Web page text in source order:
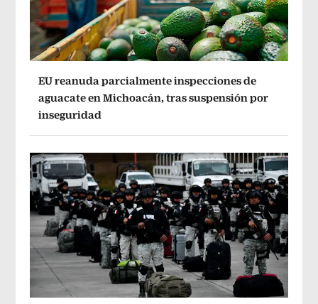
EU reanuda parcialmente inspecciones de
aguacate en Michoacán, tras suspensión por
inseguridad